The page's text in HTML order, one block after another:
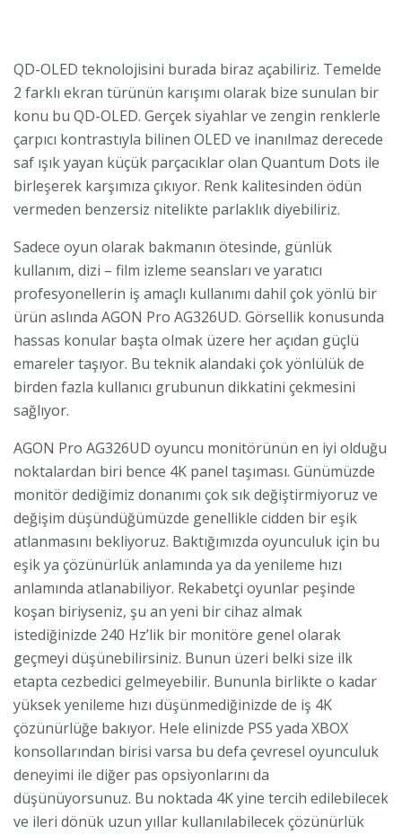
QD-OLED teknolojisini burada biraz açabiliriz. Temelde
2 farklı ekran türünün karışımı olarak bize sunulan bir
konu bu QD-OLED. Gerçek siyahlar ve zengin renklerle
çarpıcı kontrastıyla bilinen OLED ve inanılmaz derecede
saf ışık yayan küçük parçacıklar olan Quantum Dots ile
birleşerek karşımıza çıkıyor. Renk kalitesinden ödün
vermeden benzersiz nitelikte parlaklık diyebiliriz.
Sadece oyun olarak bakmanın ötesinde, günlük
kullanım, dizi – film izleme seansları ve yaratıcı
profesyonellerin iş amaçlı kullanımı dahil çok yönlü bir
ürün aslında AGON Pro AG326UD. Görsellik konusunda
hassas konular başta olmak üzere her açıdan güçlü
emareler taşıyor. Bu teknik alandaki çok yönlülük de
birden fazla kullanıcı grubunun dikkatini çekmesini
sağlıyor.
AGON Pro AG326UD oyuncu monitörünün en iyi olduğu
noktalardan biri bence 4K panel taşıması. Günümüzde
monitör dediğimiz donanımı çok sık değiştirmiyoruz ve
değişim düşündüğümüzde genellikle cidden bir eşik
atlanmasını bekliyoruz. Baktığımızda oyunculuk için bu
eşik ya çözünürlük anlamında ya da yenileme hızı
anlamında atlanabiliyor. Rekabetçi oyunlar peşinde
koşan biriyseniz, şu an yeni bir cihaz almak
istediğinizde 240 Hz’lik bir monitöre genel olarak
geçmeyi düşünebilirsiniz. Bunun üzeri belki size ilk
etapta cezbedici gelmeyebilir. Bununla birlikte o kadar
yüksek yenileme hızı düşünmediğinizde de iş 4K
çözünürlüğe bakıyor. Hele elinizde PS5 yada XBOX
konsollarından birisi varsa bu defa çevresel oyunculuk
deneyimi ile diğer pas opsiyonlarını da
düşünüyorsunuz. Bu noktada 4K yine tercih edilebilecek
ve ileri dönük uzun yıllar kullanılabilecek çözünürlük